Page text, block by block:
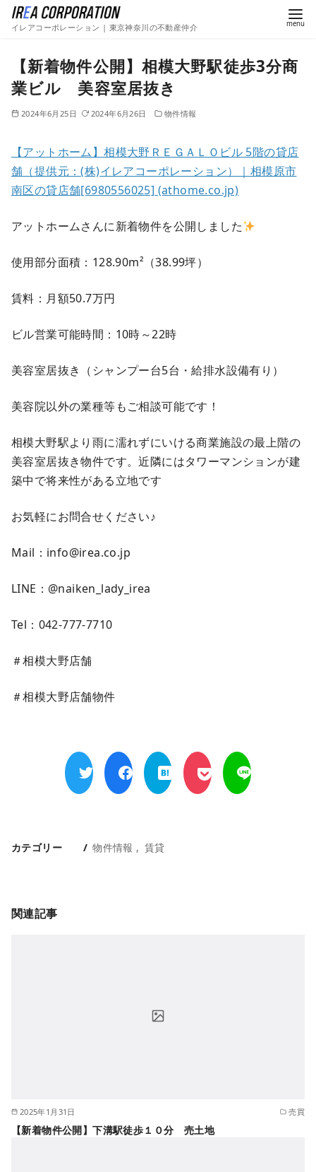
イレアコーポレーション | 東京神奈川の不動産仲介
【新着物件公開】相模大野駅徒歩3分商
業ビル 美容室居抜き
2024年6月25日 2024年6月26日 物件情報
【アットホーム】相模大野ＲＥＧＡＬＯビル 5階の貸店
舗（提供元：(株)イレアコーポレーション）｜相模原市
南区の貸店舗[6980556025] (athome.co.jp)
アットホームさんに新着物件を公開しました
使用部分面積：128.90m²（38.99坪）
賃料：月額50.7万円
ビル営業可能時間：10時～22時
美容室居抜き（シャンプー台5台・給排水設備有り）
美容院以外の業種等もご相談可能です！
相模大野駅より雨に濡れずにいける商業施設の最上階の
美容室居抜き物件です。近隣にはタワーマンションが建
築中で将来性がある立地です
お気軽にお問合せください♪
Mail：info@irea.co.jp
LINE：@naiken_lady_irea
Tel：042-777-7710
＃相模大野店舗
＃相模大野店舗物件
カテゴリー 物件情報 賃貸
関連記事
2025年1月31日 売買
【新着物件公開】下溝駅徒歩１０分 売土地